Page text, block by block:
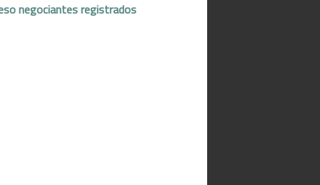
negociantes registrados